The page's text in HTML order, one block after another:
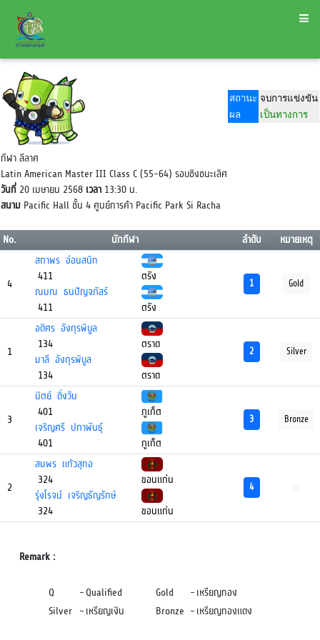
สถานะ จบการแข่งขัน
ผล
เป็นทางการ
กีฬา ลีลาศ
Latin American Master III Class C (55-64) รอบชิงชนะเลิศ
วันที่ 20 เมษายน 2568 เวลา 13:30 น.
สนาม Pacific Hall ชั้น 4 ศูนย์การค้า Pacific Park Si Racha
No. นักกีฬา ลำดับ หมายเหตุ
4
สถาพร อ่อนสนิท
411
ตรัง
ณมณ ธนปัญจภัสร์
411
ตรัง
1 Gold
1
อดิศร อังกุรพิบูล
134
ตราด
มาลี อังกุรพิบูล
134
ตราด
2 Silver
3
นิตย์ ดิ่งวัน
401
ภูเก็ต
เจริญศรี ปภาพันธ์ุ
401
ภูเก็ต
3 Bronze
2
สมพร แก้วสุทอ
324
ขอนแก่น
รุ่งโรจน์ เจริญธัญรักษ์
324
ขอนแก่น
4
Remark :
Q -Qualified Gold -เหรียญทอง
Silver -เหรียญเงิน Bronze -เหรียญทองแดง